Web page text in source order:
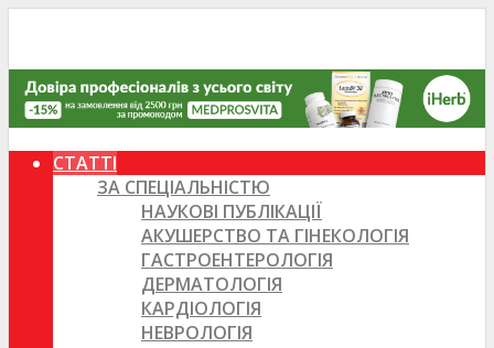
СТАТТІ
ЗА СПЕЦІАЛЬНІСТЮ
НАУКОВІ ПУБЛІКАЦІЇ
АКУШЕРСТВО ТА ГІНЕКОЛОГІЯ
ГАСТРОЕНТЕРОЛОГІЯ
ДЕРМАТОЛОГІЯ
КАРДІОЛОГІЯ
НЕВРОЛОГІЯ